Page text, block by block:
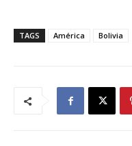
TAGS América Bolivia